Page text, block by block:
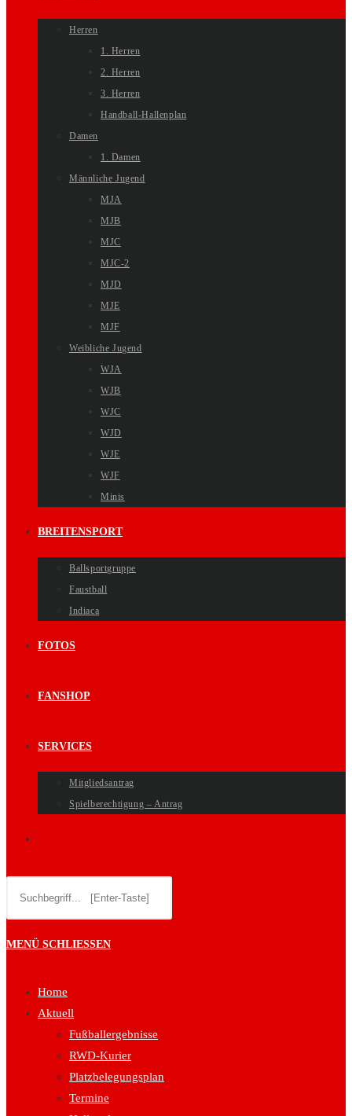
Herren
1. Herren
2. Herren
3. Herren
Handball-Hallenplan
Damen
1. Damen
Männliche Jugend
MJA
MJB
MJC
MJC-2
MJD
MJE
MJF
Weibliche Jugend
WJA
WJB
WJC
WJD
WJE
WJF
Minis
BREITENSPORT
Ballsportgruppe
Faustball
Indiaca
FOTOS
FANSHOP
SERVICES
Mitgliedsantrag
Spielberechtigung – Antrag
UMSCHALTEN
MENÜ SCHLIESSEN
Home
Aktuell
Fußballergebnisse
RWD-Kurier
Platzbelegungsplan
Termine